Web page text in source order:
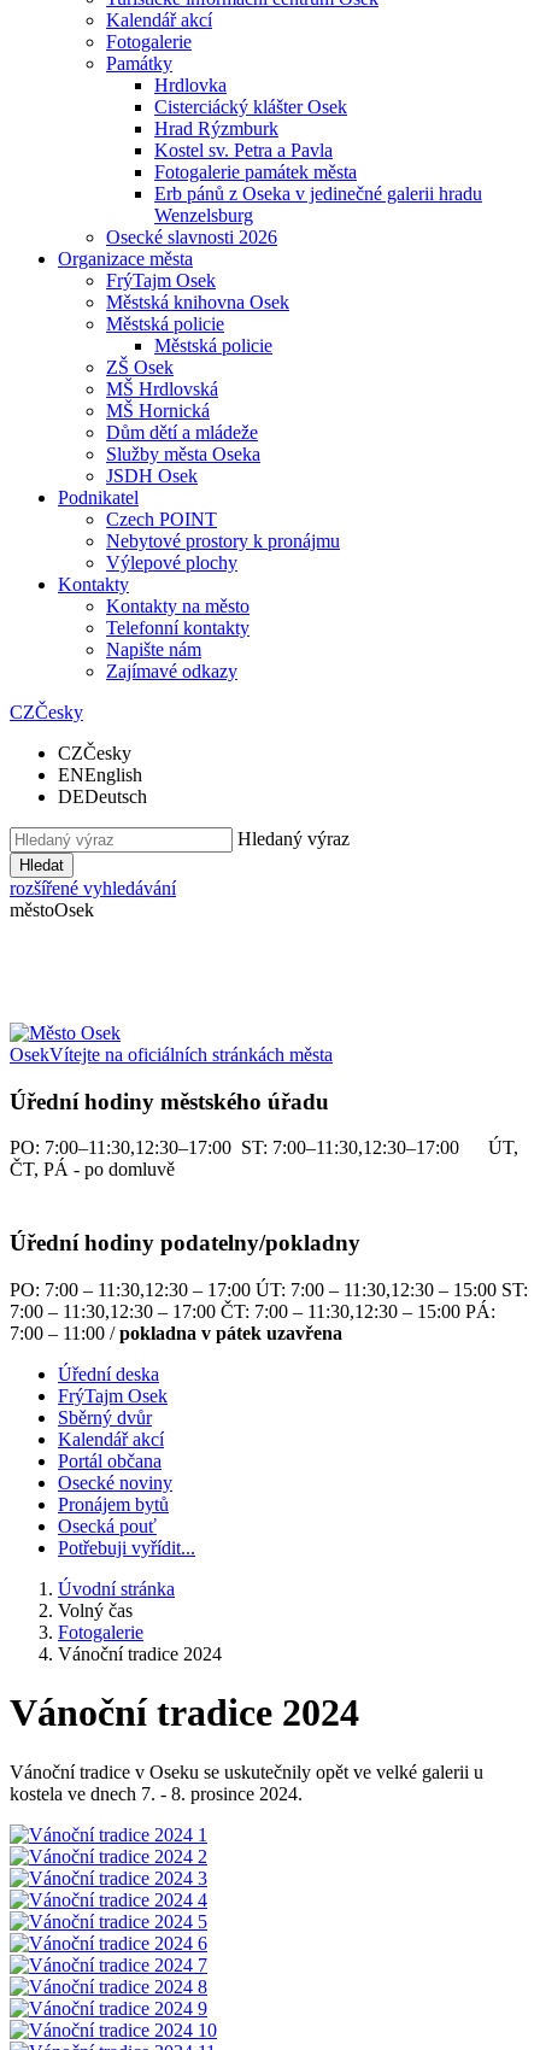
Kalendář akcí
Fotogalerie
Památky
Hrdlovka
Cisterciácký klášter Osek
Hrad Rýzmburk
Kostel sv. Petra a Pavla
Fotogalerie památek města
Erb pánů z Oseka v jedinečné galerii hradu
Wenzelsburg
Osecké slavnosti 2026
Organizace města
FrýTajm Osek
Městská knihovna Osek
Městská policie
Městská policie
ZŠ Osek
MŠ Hrdlovská
MŠ Hornická
Dům dětí a mládeže
Služby města Oseka
JSDH Osek
Podnikatel
Czech POINT
Nebytové prostory k pronájmu
Výlepové plochy
Kontakty
Kontakty na město
Telefonní kontakty
Napište nám
Zajímavé odkazy
CZČesky
CZČesky
ENEnglish
DEDeutsch
Hledaný výraz
Hledat
rozšířené vyhledávání
městoOsek
OsekVítejte na oficiálních stránkách města
Úřední hodiny městského úřadu
PO: 7:00–11:30,12:30–17:00 ST: 7:00–11:30,12:30–17:00 ÚT,
ČT, PÁ - po domluvě
Úřední hodiny podatelny/pokladny
PO: 7:00 – 11:30,12:30 – 17:00 ÚT: 7:00 – 11:30,12:30 – 15:00 ST:
7:00 – 11:30,12:30 – 17:00 ČT: 7:00 – 11:30,12:30 – 15:00 PÁ:
7:00 – 11:00 /pokladna v pátek uzavřena
Úřední deska
FrýTajm Osek
Sběrný dvůr
Kalendář akcí
Portál občana
Osecké noviny
Pronájem bytů
Osecká pouť
Potřebuji vyřídit...
Úvodní stránka
Volný čas
Fotogalerie
Vánoční tradice 2024
Vánoční tradice 2024
Vánoční tradice v Oseku se uskutečnily opět ve velké galerii u
kostela ve dnech 7. - 8. prosince 2024.